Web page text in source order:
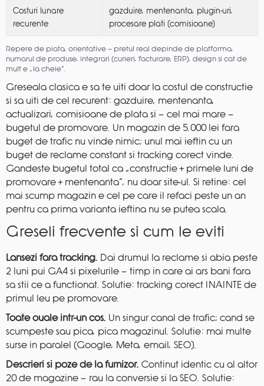
Costuri lunare
recurente
gazduire, mentenanta, plugin-uri,
procesare plati (comisioane)
Repere de piata, orientative — pretul real depinde de platforma,
numarul de produse, integrari (curieri, facturare, ERP), design si cat de
mult e „la cheie”.
Greseala clasica e sa te uiti doar la costul de constructie
si sa uiti de cel recurent: gazduire, mentenanta,
actualizari, comisioane de plata si — cel mai mare —
bugetul de promovare. Un magazin de 5.000 lei fara
buget de trafic nu vinde nimic; unul mai ieftin cu un
buget de reclame constant si tracking corect vinde.
Gandeste bugetul total ca „constructie + primele luni de
promovare + mentenanta”, nu doar site-ul. Si retine: cel
mai scump magazin e cel pe care il refaci peste un an
pentru ca prima varianta ieftina nu se putea scala.
Greseli frecvente si cum le eviti
Lansezi fara tracking. Dai drumul la reclame si abia peste
2 luni pui GA4 si pixelurile — timp in care ai ars bani fara
sa stii ce a functionat. Solutie: tracking corect INAINTE de
primul leu pe promovare.
Toate ouale intr-un cos. Un singur canal de trafic; cand se
scumpeste sau pica, pica magazinul. Solutie: mai multe
surse in paralel (Google, Meta, email, SEO).
Descrieri si poze de la furnizor. Continut identic cu al altor
20 de magazine — rau la conversie si la SEO. Solutie: